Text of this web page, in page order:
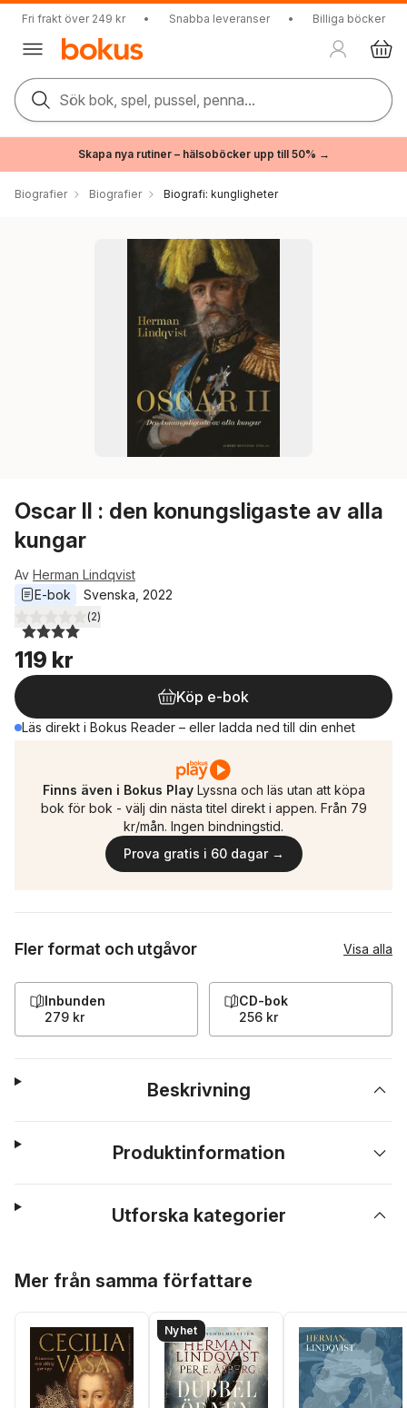
Fri frakt över 249 kr • Snabba leveranser • Billiga böcker
Sök bok, spel, pussel, penna...
Skapa nya rutiner – hälsoböcker upp till 50% →
Biografier Biografier Biografi: kungligheter
Oscar II : den konungsligaste av alla
kungar
Av Herman Lindqvist
E-bok
Svenska 2022
4,0utav 5 stjärnor. Totalt antal röster:
(2)
119 kr
Köp e-bok
Läs direkt i Bokus Reader – eller ladda ned till din enhet
Finns även i Bokus Play Lyssna och läs utan att köpa
bok för bok - välj din nästa titel direkt i appen. Från 79
kr/mån. Ingen bindningstid.
Prova gratis i 60 dagar →
Fler format och utgåvor Visa alla
Inbunden
279 kr
CD-bok
256 kr
Beskrivning
Produktinformation
Utforska kategorier
Mer från samma författare
Nyhet